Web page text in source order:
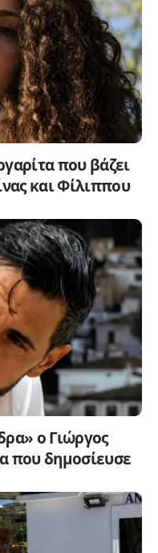
που βάζει
και Φίλιππου
ο Γιώργος
που δημοσίευσε